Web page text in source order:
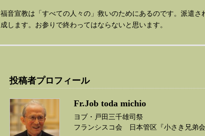
福音宣教は「すべての人々の」救いのためにあるのです。派遣
成します。お参りで終わってはならないと思います。
投稿者プロフィール
Fr.Job toda michio
ヨブ・戸田三千雄司祭
フランシスコ会 日本管区『小さき兄弟会